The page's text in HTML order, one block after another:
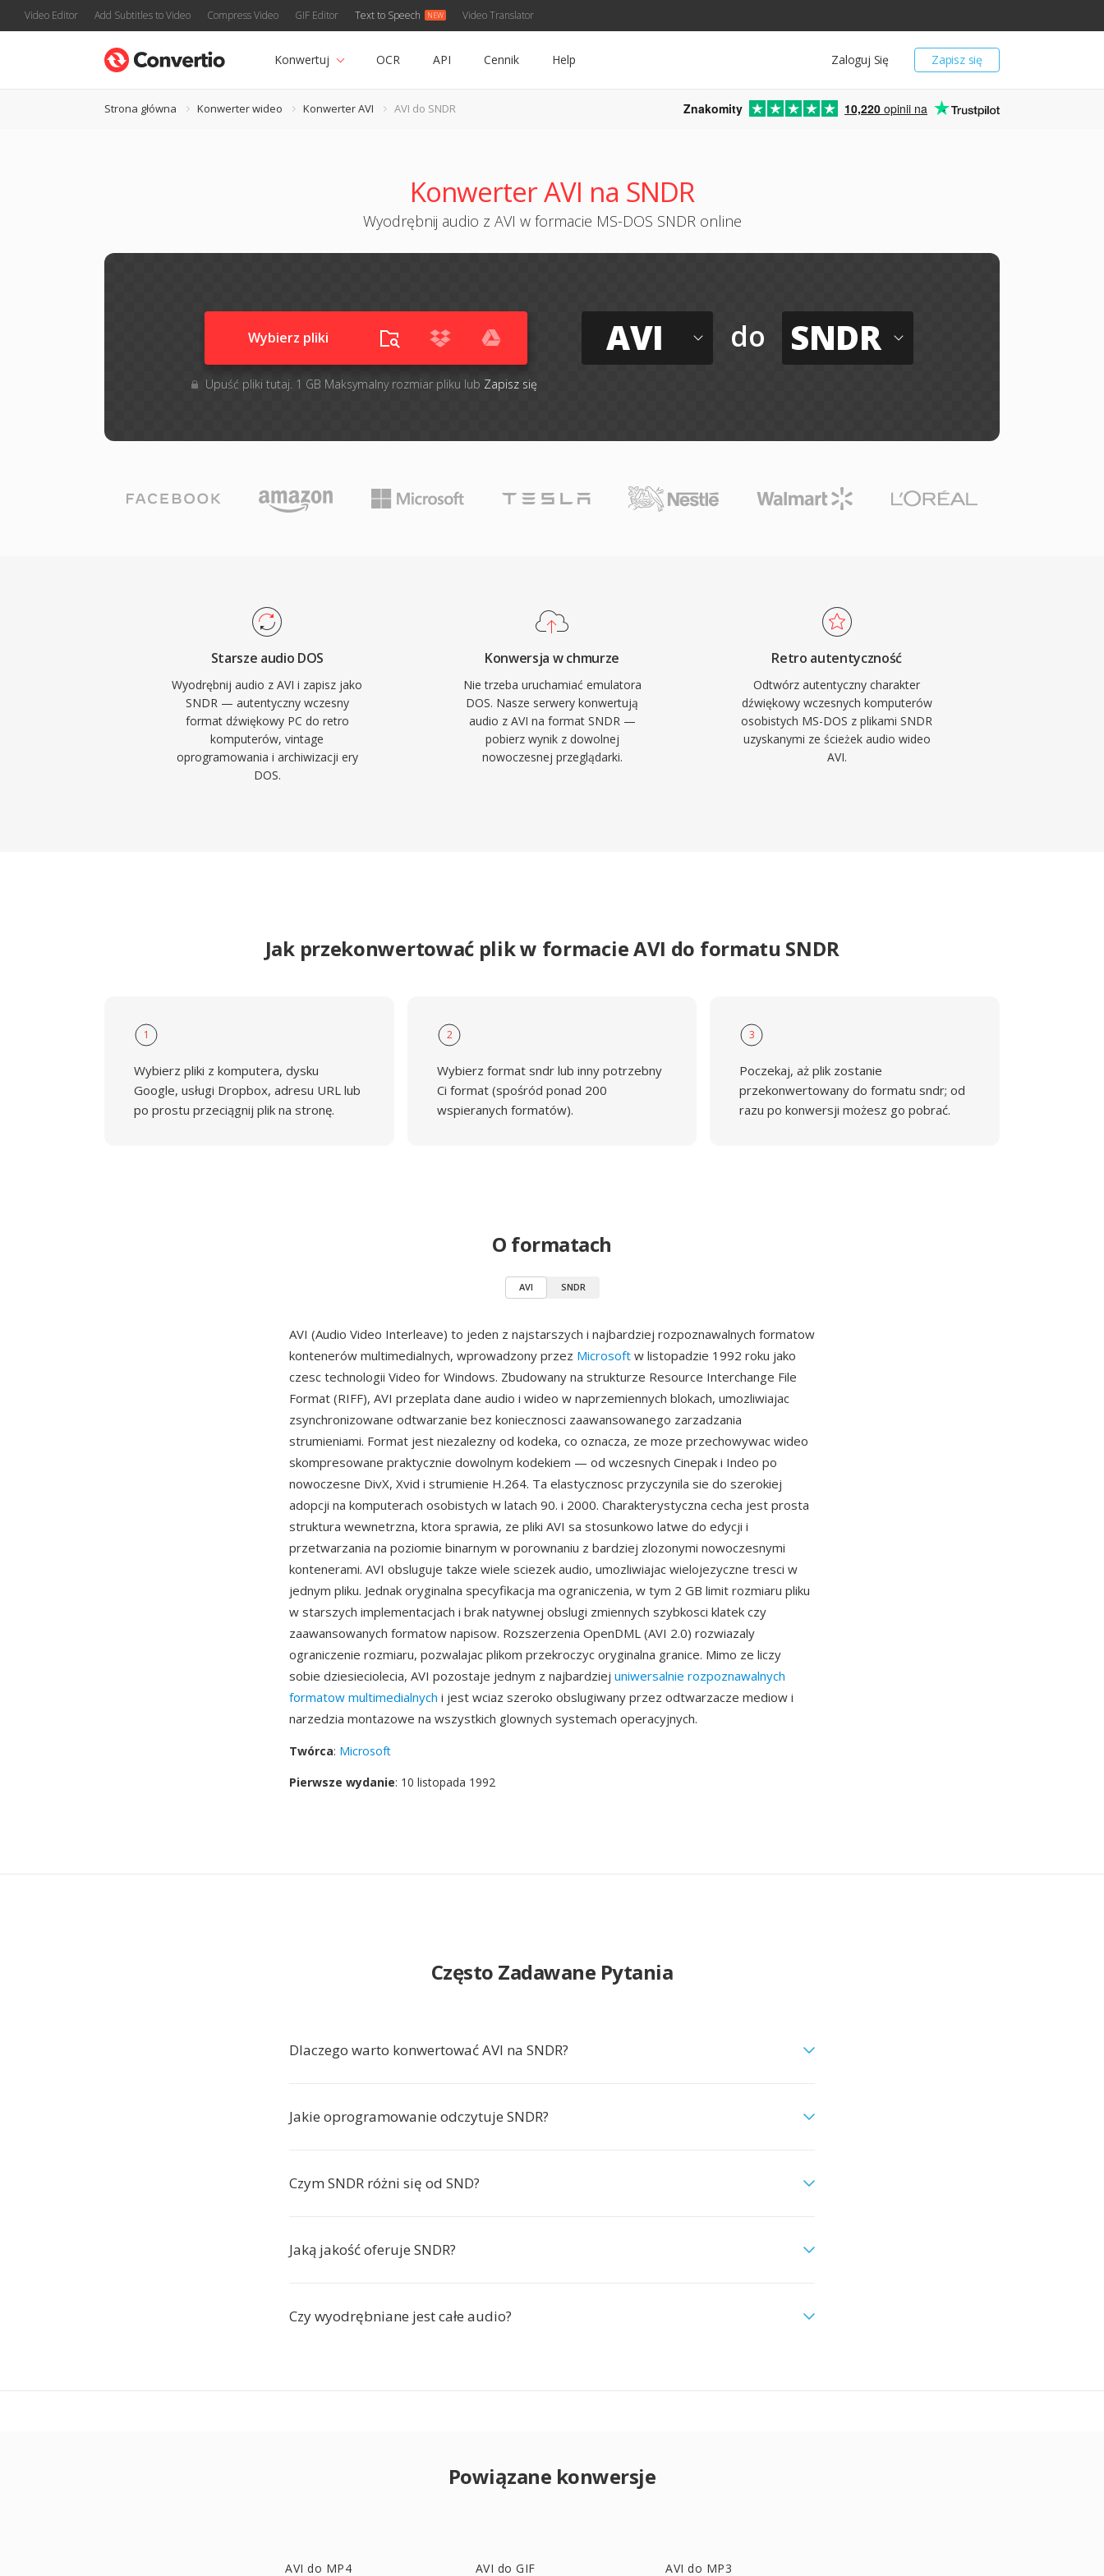
Video Editor Add Subtitles to Video Compress Video GIF Editor Text to Speech Video Translator
Zapisz się
Zaloguj Się
Konwertuj OCR API Cennik Help
Strona główna Konwerter wideo Konwerter AVI AVI do SNDR Znakomity 10,220 opinii na
Konwerter AVI na SNDR
Wyodrębnij audio z AVI w formacie MS-DOS SNDR online
Wybierz pliki
Upuść pliki tutaj. 1 GB Maksymalny rozmiar pliku lub Zapisz się
AVI do SNDR
Starsze audio DOS
Wyodrębnij audio z AVI i zapisz jako
SNDR — autentyczny wczesny
format dźwiękowy PC do retro
komputerów, vintage
oprogramowania i archiwizacji ery
DOS.
Konwersja w chmurze
Nie trzeba uruchamiać emulatora
DOS. Nasze serwery konwertują
audio z AVI na format SNDR —
pobierz wynik z dowolnej
nowoczesnej przeglądarki.
Retro autentyczność
Odtwórz autentyczny charakter
dźwiękowy wczesnych komputerów
osobistych MS-DOS z plikami SNDR
uzyskanymi ze ścieżek audio wideo
AVI.
Jak przekonwertować plik w formacie AVI do formatu SNDR
1
Wybierz pliki z komputera, dysku
Google, usługi Dropbox, adresu URL lub
po prostu przeciągnij plik na stronę.
2
Wybierz format sndr lub inny potrzebny
Ci format (spośród ponad 200
wspieranych formatów).
3
Poczekaj, aż plik zostanie
przekonwertowany do formatu sndr; od
razu po konwersji możesz go pobrać.
O formatach
AVI SNDR
AVI (Audio Video Interleave) to jeden z najstarszych i najbardziej rozpoznawalnych formatow
kontenerów multimedialnych, wprowadzony przez Microsoft w listopadzie 1992 roku jako
czesc technologii Video for Windows. Zbudowany na strukturze Resource Interchange File
Format (RIFF), AVI przeplata dane audio i wideo w naprzemiennych blokach, umozliwiajac
zsynchronizowane odtwarzanie bez koniecznosci zaawansowanego zarzadzania
strumieniami. Format jest niezalezny od kodeka, co oznacza, ze moze przechowywac wideo
skompresowane praktycznie dowolnym kodekiem — od wczesnych Cinepak i Indeo po
nowoczesne DivX, Xvid i strumienie H.264. Ta elastycznosc przyczynila sie do szerokiej
adopcji na komputerach osobistych w latach 90. i 2000. Charakterystyczna cecha jest prosta
struktura wewnetrzna, ktora sprawia, ze pliki AVI sa stosunkowo latwe do edycji i
przetwarzania na poziomie binarnym w porownaniu z bardziej zlozonymi nowoczesnymi
kontenerami. AVI obsluguje takze wiele sciezek audio, umozliwiajac wielojezyczne tresci w
jednym pliku. Jednak oryginalna specyfikacja ma ograniczenia, w tym 2 GB limit rozmiaru pliku
w starszych implementacjach i brak natywnej obslugi zmiennych szybkosci klatek czy
zaawansowanych formatow napisow. Rozszerzenia OpenDML (AVI 2.0) rozwiazaly
ograniczenie rozmiaru, pozwalajac plikom przekroczyc oryginalna granice. Mimo ze liczy
sobie dziesieciolecia, AVI pozostaje jednym z najbardziej uniwersalnie rozpoznawalnych
formatow multimedialnych i jest wciaz szeroko obslugiwany przez odtwarzacze mediow i
narzedzia montazowe na wszystkich glownych systemach operacyjnych.
Twórca: Microsoft
Pierwsze wydanie: 10 listopada 1992
Często Zadawane Pytania
Dlaczego warto konwertować AVI na SNDR?
Jakie oprogramowanie odczytuje SNDR?
Czym SNDR różni się od SND?
Jaką jakość oferuje SNDR?
Czy wyodrębniane jest całe audio?
Powiązane konwersje
AVI do MP4 AVI do GIF AVI do MP3